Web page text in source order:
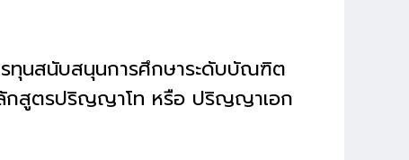
รทุนสนับสนุนการศึกษาระดับบัณฑิต
ลักสูตรปริญญาโท หรือ ปริญญาเอก